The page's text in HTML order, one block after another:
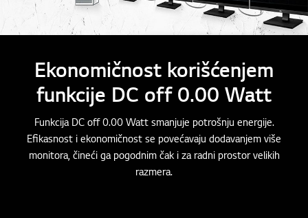
Ekonomičnost korišćenjem
funkcije DC off 0.00 Watt
Funkcija DC off 0.00 Watt smanjuje potrošnju energije.
Efikasnost i ekonomičnost se povećavaju dodavanjem više
monitora, čineći ga pogodnim čak i za radni prostor velikih
razmera.